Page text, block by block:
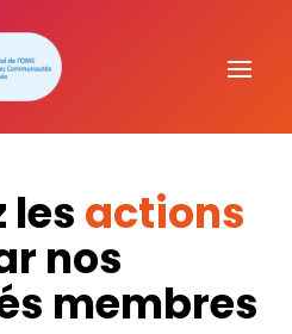
les actions
nos
membres